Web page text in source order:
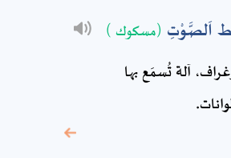
اَلصَّوْتِ (مسكوك )
آلة تُسمَع بها